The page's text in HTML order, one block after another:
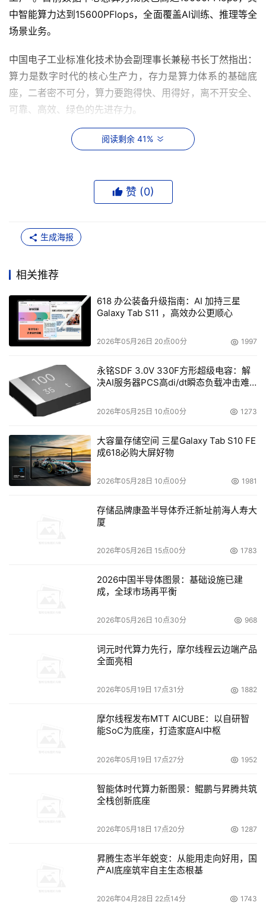
中智能算力达到15600PFlops，全面覆盖AI训练、推理等全
场景业务。
中国电子工业标准化技术协会副理事长兼秘书长丁然指出：
算力是数字时代的核心生产力，存力是算力体系的基础底
座，二者密不可分，算力要跑得快、用得好，离不开安全、
可靠、高效、绿色的先进存力。
面对呼和浩特数据中心万P级规模的智能算力，究竟需要如
潮中捉襟见肘，而中科曙光打出了一套漂亮的“组合拳”：
借“五级加速”与“三级协同”核心技术，如同为AI训练按下了
快进键，大幅提升了模型迭代效率。
破解数据存储成本难题：引入ParaStor S6000，通过冷热
数据智能分层与动态调度，提高存储资源利用率，实现性能
与经济性的更好平衡。
擘画未来蓝图：以标准与绿电铸就产业新生态
研讨会现场，与会嘉宾围绕先进存力如何适配AI时代需求、
如何实现存算协同与绿色发展等议题展开深入讨论，并达成
共识：AI时代的数据中心竞争，已经从单一硬件的比拼，全
面升级为系统工程的较量，存力作为其
中的关键环节，未来
有望进一步释放其价值。
丁然强调，先进存力产业的发展离不开完善的标准体系。中
电标协将携手全产业链，加速推进先进存力等标准的制定与
在这场“先进存力”向各行业的迈进中，中科曙光将依托数据
设、核心技术协同创新以及产业生态融合发展，并将自身在
先进计算、智能存储、液冷基础设施等领域的技术优势赋能
赋能千行百业提供关键支撑。
阅读剩余 41%
本文来源于DOIT传媒，文章内容仅供参考，不构成投资建议。
赞 (0)
生成海报
相关推荐
618 办公装备升级指南：AI 加持三星
Galaxy Tab S11 ，高效办公更顺心
2026年05月26日 20点00分 1997
永铭SDF 3.0V 330F方形超级电容：解
决AI服务器PCS高di/dt瞬态负载冲击难
2026年05月25日 10点00分 1273
大容量存储空间 三星Galaxy Tab S10 FE
成618必购大屏好物
2026年05月28日 10点00分 1981
存储品牌康盈半导体乔迁新址前海人寿大
厦
2026年05月26日 15点00分 1783
2026中国半导体图景：基础设施已建
成，全球市场再平衡
2026年05月26日 10点30分 968
词元时代算力先行，摩尔线程云边端产品
全面亮相
2026年05月19日 17点31分 1882
摩尔线程发布MTT AICUBE：以自研智
能SoC为底座，打造家庭AI中枢
2026年05月19日 17点27分 1952
智能体时代算力新图景：鲲鹏与昇腾共筑
全栈创新底座
2026年05月18日 17点20分 1287
昇腾生态半年蜕变：从能用走向好用，国
产AI底座筑牢自主生态根基
2026年04月28日 22点14分 1743